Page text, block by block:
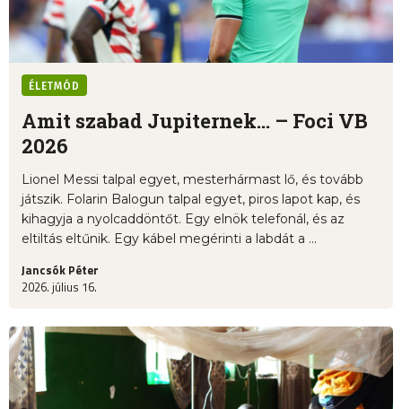
ÉLETMÓD
Amit szabad Jupiternek... – Foci VB
2026
Lionel Messi talpal egyet, mesterhármast lő, és tovább
játszik. Folarin Balogun talpal egyet, piros lapot kap, és
kihagyja a nyolcaddöntőt. Egy elnök telefonál, és az
eltiltás eltűnik. Egy kábel megérinti a labdát a ...
Jancsók Péter
2026. július 16.